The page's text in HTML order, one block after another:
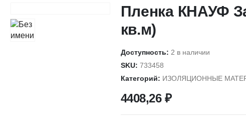
Пленка КНАУФ
кв.м)
Доступность: 2 в наличии
SKU: 733458
Категорий: ИЗОЛЯЦИОННЫЕ
4408,26 ₽